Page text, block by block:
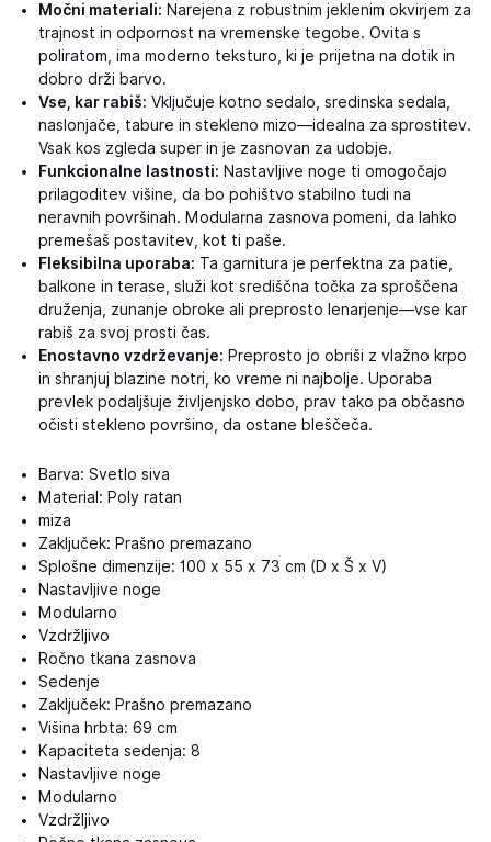
Močni materiali: Narejena z robustnim jeklenim okvirjem za
trajnost in odpornost na vremenske tegobe. Ovita s
poliratom, ima moderno teksturo, ki je prijetna na dotik in
dobro drži barvo.
Vse, kar rabiš: Vključuje kotno sedalo, sredinska sedala,
naslonjače, tabure in stekleno mizo—idealna za sprostitev.
Vsak kos zgleda super in je zasnovan za udobje.
Funkcionalne lastnosti: Nastavljive noge ti omogočajo
prilagoditev višine, da bo pohištvo stabilno tudi na
neravnih površinah. Modularna zasnova pomeni, da lahko
premešaš postavitev, kot ti paše.
Fleksibilna uporaba: Ta garnitura je perfektna za patie,
balkone in terase, služi kot središčna točka za sproščena
druženja, zunanje obroke ali preprosto lenarjenje—vse kar
rabiš za svoj prosti čas.
Enostavno vzdrževanje: Preprosto jo obriši z vlažno krpo
in shranjuj blazine notri, ko vreme ni najbolje. Uporaba
prevlek podaljšuje življenjsko dobo, prav tako pa občasno
očisti stekleno površino, da ostane bleščeča.
Barva: Svetlo siva
Material: Poly ratan
miza
Zaključek: Prašno premazano
Splošne dimenzije: 100 x 55 x 73 cm (D x Š x V)
Nastavljive noge
Modularno
Vzdržljivo
Ročno tkana zasnova
Sedenje
Zaključek: Prašno premazano
Višina hrbta: 69 cm
Kapaciteta sedenja: 8
Nastavljive noge
Modularno
Vzdržljivo